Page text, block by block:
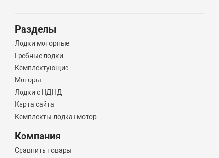
Разделы
Лодки моторные
Гребные лодки
Комплектующие
Моторы
Лодки с НДНД
Карта сайта
Комплекты лодка+мотор
Компания
Сравнить товары